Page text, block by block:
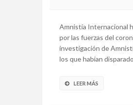
Amnistía Internacional
por las fuerzas del
investigación de
los que habían
LEER MÁS